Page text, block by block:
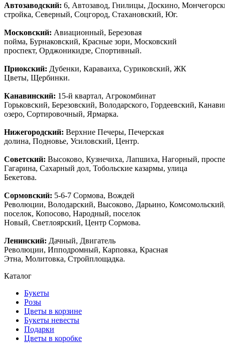
Автозаводский: 6, Автозавод, Гнилицы, Доскино,
стройка, Северный, Соцгород, Стахановский, Юг.
Московский: Авиационный, Березовая
пойма, Бурнаковский, Красные зори, Московский
проспект, Орджоникидзе, Спортивный.
Приокский: Дубенки, Караваиха, Суриковский, ЖК
Цветы, Щербинки.
Канавинский: 15-й квартал, Агрокомбинат
Горьковский, Березовский, Володарского, Гордеевский,
озеро, Сортировочный, Ярмарка.
Нижегородский: Верхние Печеры, Печерская
долина, Подновье, Усиловский, Центр.
Советский: Высоково, Кузнечиха, Лапшиха, Нагорный,
Гагарина, Сахарный дол, Тобольские казармы, улица
Бекетова.
Сормовский: 5-6-7 Сормова, Вождей
Революции, Володарский, Высоково, Дарьино,
поселок, Копосово, Народный, поселок
Новый, Светлоярский, Центр Сормова.
Ленинский: Дачный, Двигатель
Революции, Ипподромный, Карповка, Красная
Этна, Молитовка, Стройплощадка.
Каталог
Букеты
Розы
Цветы в корзине
Букеты невесты
Подарки
Цветы в коробке